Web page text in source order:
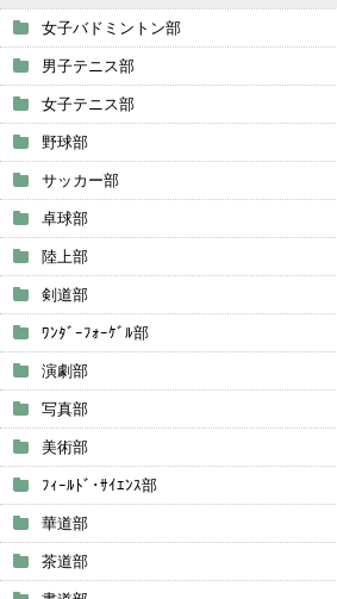
女子バドミントン部
男子テニス部
女子テニス部
野球部
サッカー部
卓球部
陸上部
剣道部
ﾜﾝﾀﾞｰﾌｫｰｹﾞﾙ部
演劇部
写真部
美術部
ﾌｨｰﾙﾄﾞ･ｻｲｴﾝｽ部
華道部
茶道部